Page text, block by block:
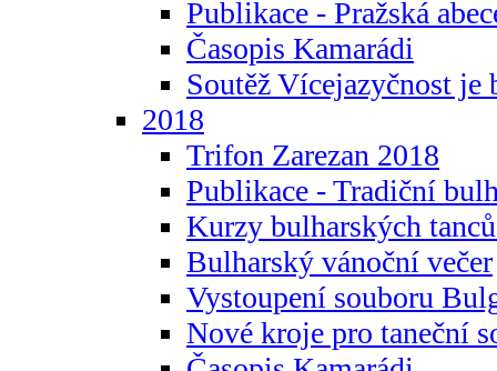
Publikace - Pražská
Časopis Kamarádi
Soutěž Vícejazyčnost je
2018
Trifon Zarezan 2018
Publikace - Tradiční
Kurzy bulharských
Bulharský vánoční večer
Vystoupení souboru
Nové kroje pro taneční